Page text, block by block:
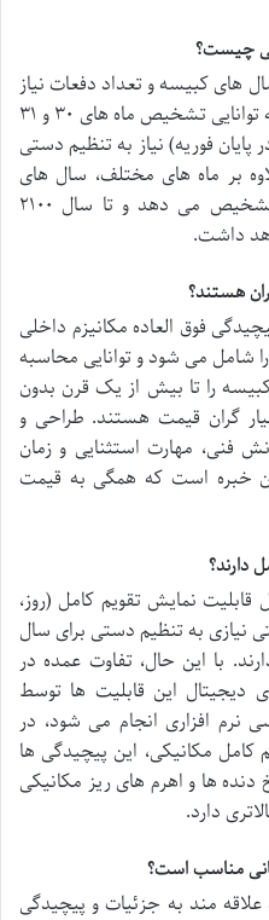
چیست؟
کبیسه و تعداد دفعات نیاز
به تنظیم دستی است. تقویم سالانه توانایی تشخیص ماه های ۳۰ و ۳۱
پایان فوریه) نیاز به تنظیم دستی
بر ماه های مختلف، سال های
کبیسه را نیز به صورت خودکار تشخیص می دهد و تا سال ۲۱۰۰
داشت.
هستند؟
فوق العاده مکانیزم داخلی
می شود و توانایی محاسبه
را تا بیش از یک قرن بدون
گران قیمت هستند. طراحی و
فنی، مهارت استثنایی و زمان
خبره است که همگی به قیمت
دارند؟
نمایش تقویم کامل (روز،
نیازی به تنظیم دستی برای سال
با این حال، تفاوت عمده در
این قابلیت ها توسط
نرم افزاری انجام می شود، در
مکانیکی، این پیچیدگی ها
ها و اهرم های ریز مکانیکی
دارد.
مناسب است؟
مند به جزئیات و پیچیدگی